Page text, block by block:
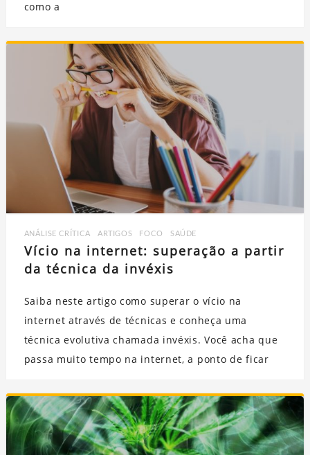
como a
ANÁLISE CRÍTICA ARTIGOS FOCO SAÚDE
Vício na internet: superação a partir
da técnica da invéxis
Saiba neste artigo como superar o vício na
internet através de técnicas e conheça uma
técnica evolutiva chamada invéxis. Você acha que
passa muito tempo na internet, a ponto de ficar